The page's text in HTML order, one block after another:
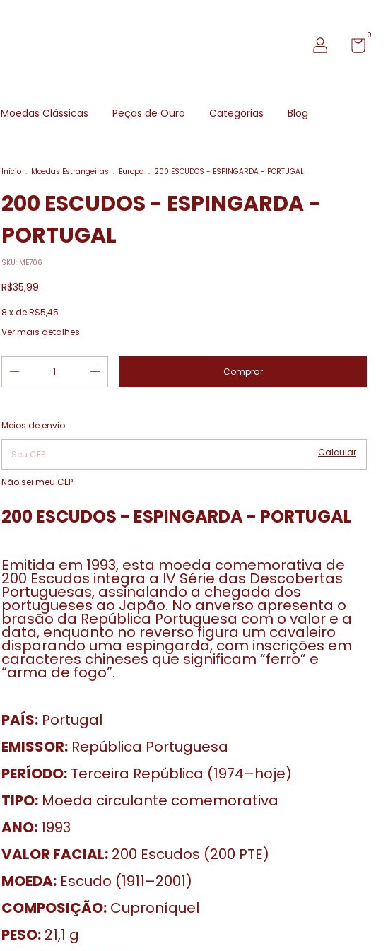
0
Moedas Clássicas Peças de Ouro Categorias Blog
Início . Moedas Estrangeiras . Europa . 200 ESCUDOS - ESPINGARDA - PORTUGAL
200 ESCUDOS - ESPINGARDA -
PORTUGAL
SKU: ME706
R$35,99
8 x deR$5,45
Ver mais detalhes
Entregas para o CEP:
Meios de envio
Calcular
Não sei meu CEP
200 ESCUDOS - ESPINGARDA - PORTUGAL
Emitida em 1993, esta moeda comemorativa de
200 Escudos integra a IV Série das Descobertas
Portuguesas, assinalando a chegada dos
portugueses ao Japão. No anverso apresenta o
brasão da República Portuguesa com o valor e a
data, enquanto no reverso figura um cavaleiro
disparando uma espingarda, com inscrições em
caracteres chineses que significam “ferro” e
“arma de fogo”.
PAÍS:Portugal
EMISSOR:República Portuguesa
PERÍODO:Terceira República (1974–hoje)
TIPO:Moeda circulante comemorativa
ANO:1993
VALOR FACIAL:200 Escudos (200 PTE)
MOEDA:Escudo (1911–2001)
COMPOSIÇÃO:Cuproníquel
PESO:21,1 g